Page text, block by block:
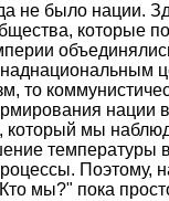
не было нации.
которые
то
нации в
который мы
температуры в
Поэтому,
мы?" пока